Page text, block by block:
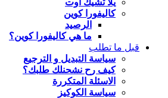
كاليفورا كوين
الرصيد
ما هي كاليفورا كوين؟
قبل ما تطلب
سياسة التبديل و الترجيع
كيف رح نشحنلك طلبك؟
الاسئلة المتكررة
سياسة الكوكيز